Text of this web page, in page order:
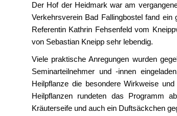
Der Hof der Heidmark war am
Verkehrsverein Bad Fallingbostel fand
Referentin Kathrin Fehsenfeld vom
von Sebastian Kneipp sehr lebendig.
Viele praktische Anregungen wurden
Seminarteilnehmer und -innen
Heilpflanze die besondere Wirkweise
Heilpflanzen rundeten das Programm
Kräuterseife und auch ein Duftsäckchen